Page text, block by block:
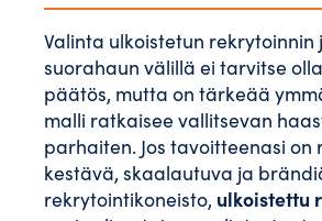
Valinta ulkoistetun rekrytoinnin
suorahaun välillä ei tarvitse
päätös, mutta on tärkeää
malli ratkaisee vallitsevan
parhaiten. Jos tavoitteenasi on
kestävä, skaalautuva ja
rekrytointikoneisto, ulkoistettu